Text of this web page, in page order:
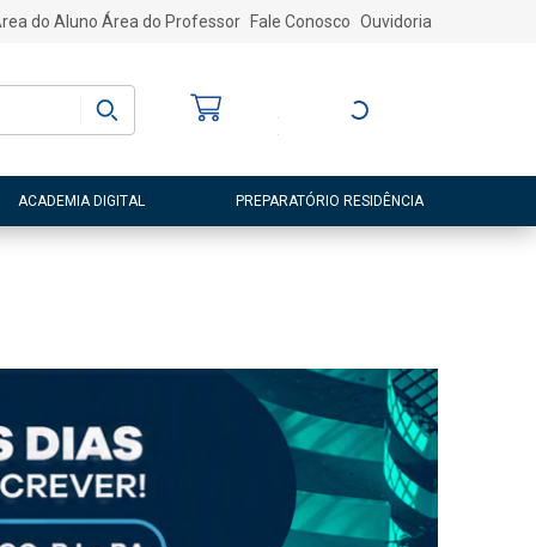
do Aluno Área do Professor Fale Conosco Ouvidoria
Entre ou Cadastre-
ACADEMIA DIGITAL PREPARATÓRIO RESIDÊNCIA